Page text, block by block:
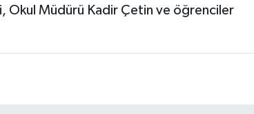
Okul Müdürü Kadir Çetin ve öğrenciler